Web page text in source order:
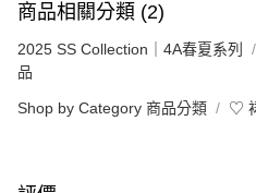
商品相關分類 (2)
2025 SS Collection｜4A春夏系列
品
Shop by Category 商品分類 ♡